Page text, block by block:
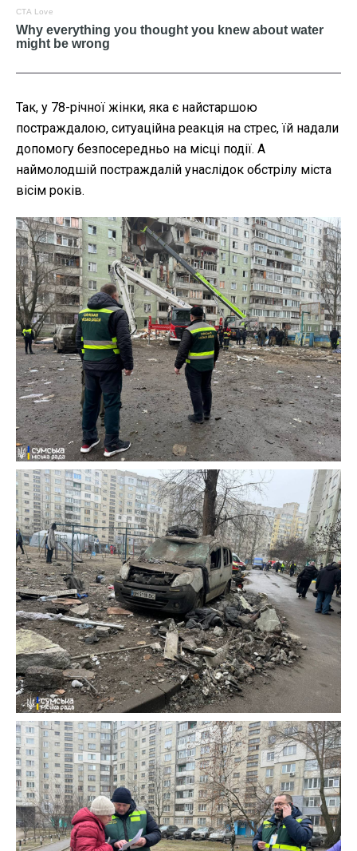
Так, у 78-річної жінки, яка є найстаршою
постраждалою, ситуаційна реакція на стрес, їй надали
допомогу безпосередньо на місці події. А
наймолодшій постраждалій унаслідок обстрілу міста
вісім років.